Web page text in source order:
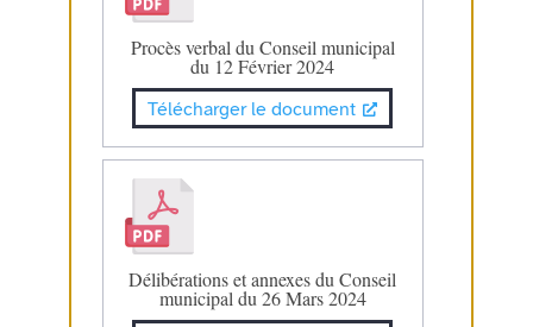
Procès verbal du Conseil municipal
du 12 Février 2024
Télécharger le document
Délibérations et annexes du Conseil
municipal du 26 Mars 2024